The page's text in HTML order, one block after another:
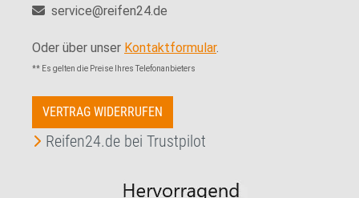
service@reifen24.de
Oder über unser Kontaktformular.
** Es gelten die Preise Ihres Telefonanbieters
VERTRAG WIDERRUFEN
Reifen24.de bei Trustpilot